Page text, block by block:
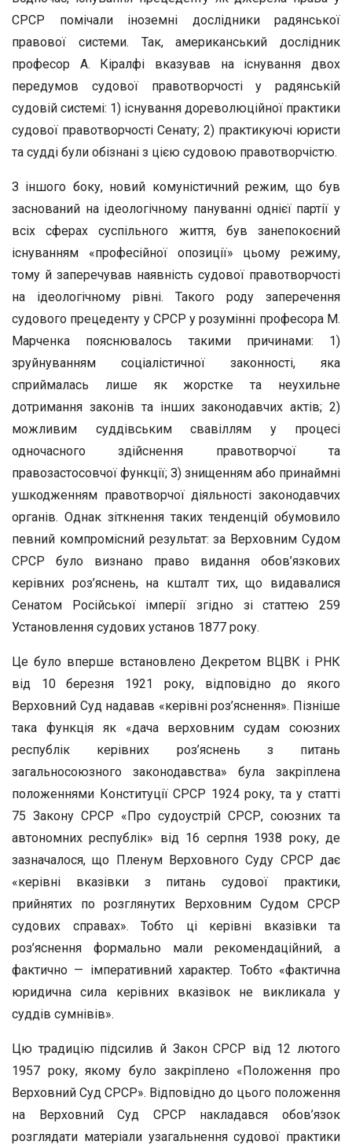
СРСР помічали іноземні дослідники радянської
правової системи. Так, американський дослідник
професор А. Кіралфі вказував на існування двох
передумов судової правотворчості у радянській
судовій системі: 1) існування дореволюційної практики
судової правотворчості Сенату; 2) практикуючі юристи
та судді були обізнані з цією судовою правотворчістю.
З іншого боку, новий комуністичний режим, що був
заснований на ідеологічному пануванні однієї партії у
всіх сферах суспільного життя, був занепокоєний
існуванням «професійної опозиції» цьому режиму,
тому й заперечував наявність судової правотворчості
на ідеологічному рівні. Такого роду заперечення
судового прецеденту у СРСР у розумінні професора М.
Марченка пояснювалось такими причинами: 1)
зруйнуванням соціалістичної законності, яка
сприймалась лише як жорстке та неухильне
дотримання законів та інших законодавчих актів; 2)
можливим суддівським свавіллям у процесі
одночасного здійснення правотворчої та
правозастосовчої функції; З) знищенням або принаймні
ушкодженням правотворчої діяльності законодавчих
органів. Однак зіткнення таких тенденцій обумовило
певний компромісний результат: за Верховним Судом
СРСР було визнано право видання обов’язкових
керівних роз’яснень, на кшталт тих, що видавалися
Сенатом Російської імперії згідно зі статтею 259
Установлення судових установ 1877 року.
Це було вперше встановлено Декретом ВЦВК і РНК
від 10 березня 1921 року, відповідно до якого
Верховний Суд надавав «керівні роз’яснення». Пізніше
така функція як «дача верховним судам союзних
республік керівних роз’яснень з питань
загальносоюзного законодавства» була закріплена
положеннями Конституції СРСР 1924 року, та у статті
75 Закону СРСР «Про судоустрій СРСР, союзних та
автономних республік» від 16 серпня 1938 року, де
зазначалося, що Пленум Верховного Суду СРСР дає
«керівні вказівки з питань судової практики,
прийнятих по розглянутих Верховним Судом СРСР
судових справах». Тобто ці керівні вказівки та
роз’яснення формально мали рекомендаційний, а
фактично — імперативний характер. Тобто «фактична
юридична сила керівних вказівок не викликала у
суддів сумнівів».
Цю традицію підсилив й Закон СРСР від 12 лютого
1957 року, якому було закріплено «Положення про
Верховний Суд СРСР». Відповідно до цього положення
на Верховний Суд СРСР накладався обов’язок
розглядати матеріали узагальнення судової практики